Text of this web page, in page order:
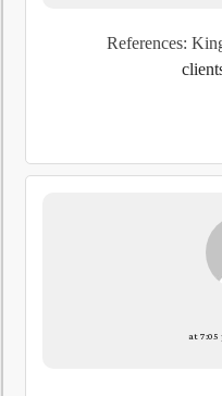
References: